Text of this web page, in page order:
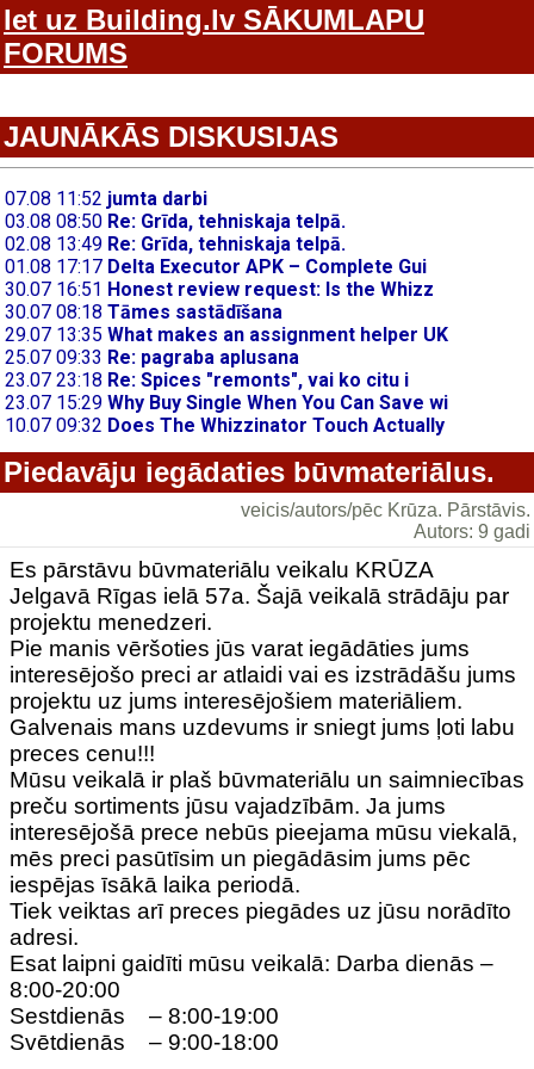
Iet uz Building.lv SĀKUMLAPU
FORUMS
JAUNĀKĀS DISKUSIJAS
Piedavāju iegādaties būvmateriālus.
veicis/autors/pēc Krūza. Pārstāvis.
Autors: 9 gadi
Es pārstāvu būvmateriālu veikalu KRŪZA
Jelgavā Rīgas ielā 57a. Šajā veikalā strādāju par
projektu menedzeri.
Pie manis vēršoties jūs varat iegādāties jums
interesējošo preci ar atlaidi vai es izstrādāšu jums
projektu uz jums interesējošiem materiāliem.
Galvenais mans uzdevums ir sniegt jums ļoti labu
preces cenu!!!
Mūsu veikalā ir plaš būvmateriālu un saimniecības
preču sortiments jūsu vajadzībām. Ja jums
interesējošā prece nebūs pieejama mūsu viekalā,
mēs preci pasūtīsim un piegādāsim jums pēc
iespējas īsākā laika periodā.
Tiek veiktas arī preces piegādes uz jūsu norādīto
adresi.
Esat laipni gaidīti mūsu veikalā: Darba dienās –
8:00-20:00
Sestdienās – 8:00-19:00
Svētdienās – 9:00-18:00